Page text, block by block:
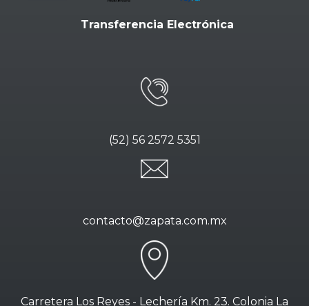
Transferencia Electrónica
(52) 56 2572 5351
contacto@zapata.com.mx
Carretera Los Reyes - Lechería Km. 23. Colonia La